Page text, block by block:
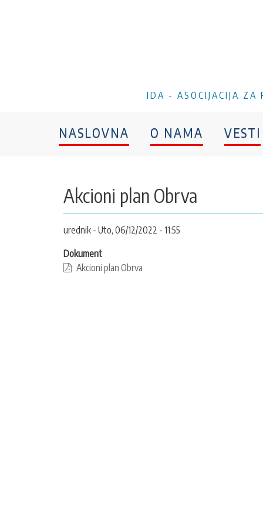
IDA - ASOCIJACIJA ZA
NASLOVNA O NAMA VESTI
Akcioni plan Obrva
urednik Uto, 06/12/2022 - 11:55
Dokument
Akcioni plan Obrva